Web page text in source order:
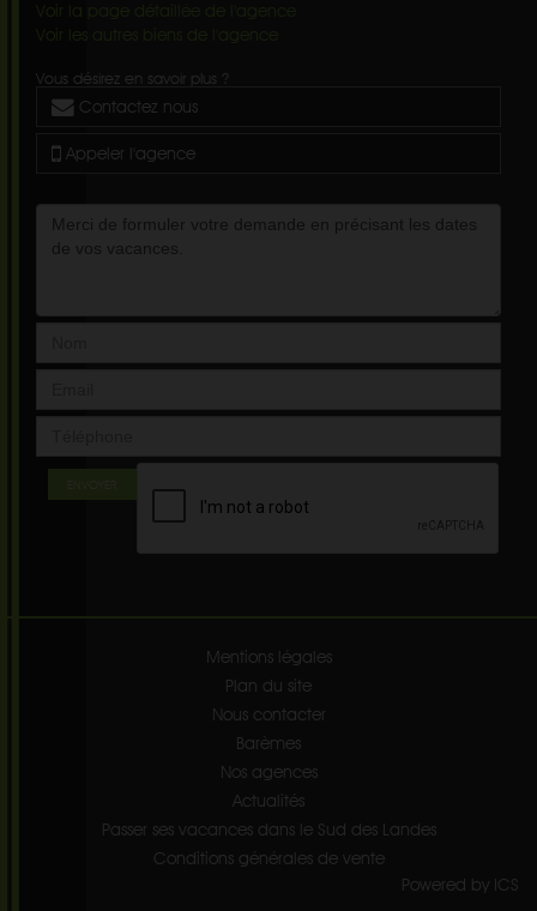
Voir la page détaillée de l'agence
Voir les autres biens de l'agence
Vous désirez en savoir plus ?
Contactez nous
Appeler l'agence
ENVOYER
Mentions légales
Plan du site
Nous contacter
Barèmes
Nos agences
Actualités
Passer ses vacances dans le Sud des Landes
Conditions générales de vente
Powered by ICS